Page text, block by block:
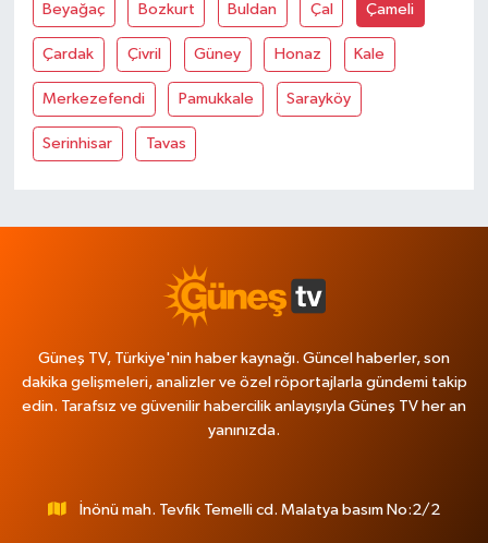
Beyağaç Bozkurt Buldan Çal Çameli
Çardak Çivril Güney Honaz Kale
Merkezefendi Pamukkale Sarayköy
Serinhisar Tavas
Güneş TV, Türkiye'nin haber kaynağı. Güncel haberler, son
dakika gelişmeleri, analizler ve özel röportajlarla gündemi takip
edin. Tarafsız ve güvenilir habercilik anlayışıyla Güneş TV her an
yanınızda.
İnönü mah. Tevfik Temelli cd. Malatya basım No:2/2